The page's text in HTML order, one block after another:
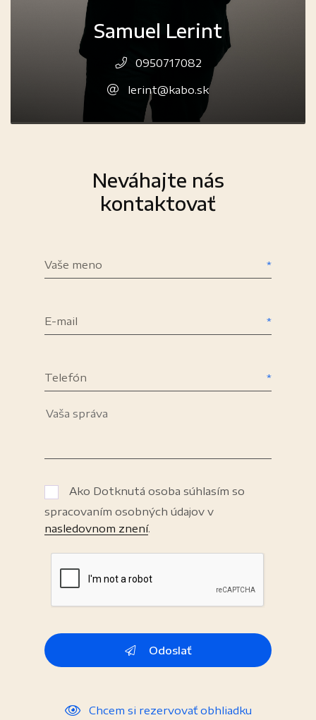
Samuel Lerint
0950717082
lerint@kabo.sk
Neváhajte nás
kontaktovať
Vaše meno
E-mail
Telefón
Ako Dotknutá osoba súhlasím so
spracovaním osobných údajov v
nasledovnom znení.
Odoslať
Chcem si rezervovať obhliadku